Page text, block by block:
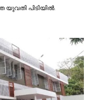
യുവതി പിടിയില്‍.